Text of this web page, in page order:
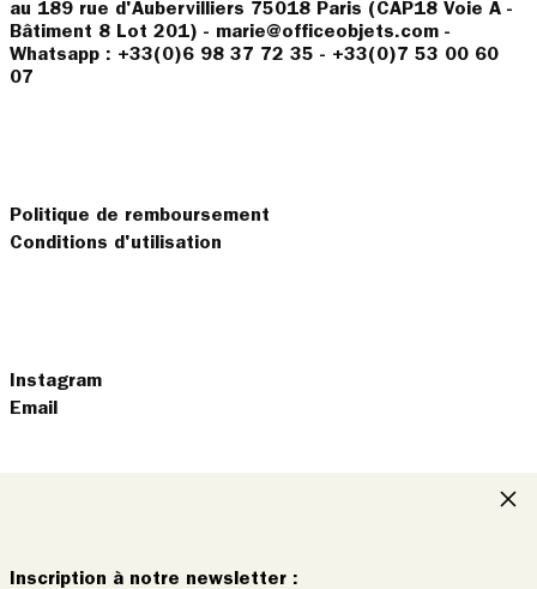
au 189 rue d'Aubervilliers 75018 Paris (CAP18 Voie A -
Bâtiment 8 Lot 201) - marie@officeobjets.com -
Whatsapp : +33(0)6 98 37 72 35 - +33(0)7 53 00 60
07
Politique de remboursement
Conditions d'utilisation
Instagram
Email
Inscription à notre newsletter :